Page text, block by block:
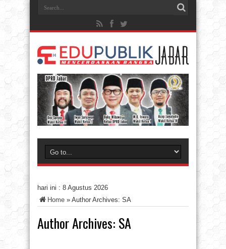
hari ini : 8 Agustus 2026
Home » Author Archives: SA
Author Archives: SA